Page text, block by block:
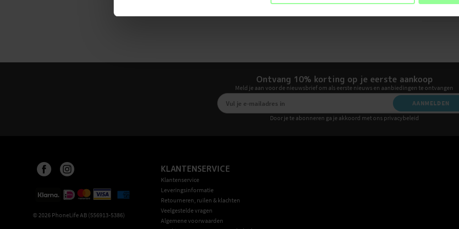
Ontvang 10% korting op je eerste aankoop
Meld je aan voor de nieuwsbrief om als eerste nieuws en aanbiedingen te ontvangen
AANMELDEN
Door je te abonneren ga je akkoord met ons privacybeleid
© 2026 PhoneLife AB (556913-5386)
KLANTENSERVICE
Klantenservice
Leveringsinformatie
Retourneren, ruilen & klachten
Veelgestelde vragen
Algemene voorwaarden